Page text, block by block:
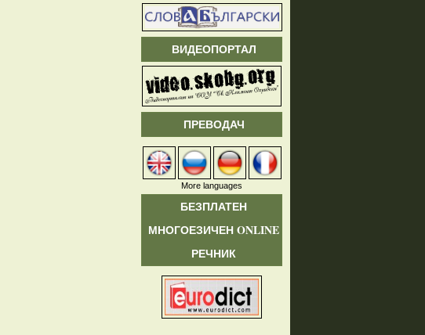
ВИДЕОПОРТАЛ
ПРЕВОДАЧ
More languages
БЕЗПЛАТЕН
МНОГОЕЗИЧЕН ONLINE
РЕЧНИК